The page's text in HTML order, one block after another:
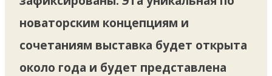
новаторским концепциям и
сочетаниям выставка будет открыта
около года и будет представлена ​​